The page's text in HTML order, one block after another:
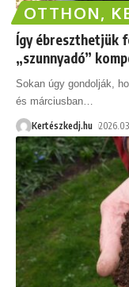
OTTHON,
Így ébreszthetjük
„szunnyadó”
Sokan úgy gondolják,
és márciusban
Kertészkedj.hu